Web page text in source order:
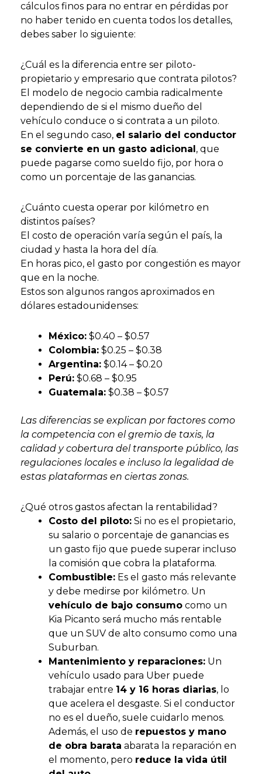
cálculos finos para no entrar en pérdidas por
no haber tenido en cuenta todos los detalles,
debes saber lo siguiente:
¿Cuál es la diferencia entre ser piloto-
propietario y empresario que contrata pilotos?
El modelo de negocio cambia radicalmente
dependiendo de si el mismo dueño del
vehículo conduce o si contrata a un piloto.
En el segundo caso, el salario del conductor
se convierte en un gasto adicional, que
puede pagarse como sueldo fijo, por hora o
como un porcentaje de las ganancias.
¿Cuánto cuesta operar por kilómetro en
distintos países?
El costo de operación varía según el país, la
ciudad y hasta la hora del día.
En horas pico, el gasto por congestión es mayor
que en la noche.
Estos son algunos rangos aproximados en
dólares estadounidenses:
México: $0.40 – $0.57
Colombia: $0.25 – $0.38
Argentina: $0.14 – $0.20
Perú: $0.68 – $0.95
Guatemala: $0.38 – $0.57
Las diferencias se explican por factores como
la competencia con el gremio de taxis, la
calidad y cobertura del transporte público, las
regulaciones locales e incluso la legalidad de
estas plataformas en ciertas zonas.
¿Qué otros gastos afectan la rentabilidad?
Costo del piloto: Si no es el propietario,
su salario o porcentaje de ganancias es
un gasto fijo que puede superar incluso
la comisión que cobra la plataforma.
Combustible: Es el gasto más relevante
y debe medirse por kilómetro. Un
vehículo de bajo consumo como un
Kia Picanto será mucho más rentable
que un SUV de alto consumo como una
Suburban.
Mantenimiento y reparaciones: Un
vehículo usado para Uber puede
trabajar entre 14 y 16 horas diarias, lo
que acelera el desgaste. Si el conductor
no es el dueño, suele cuidarlo menos.
Además, el uso de repuestos y mano
de obra barata abarata la reparación en
el momento, pero reduce la vida útil